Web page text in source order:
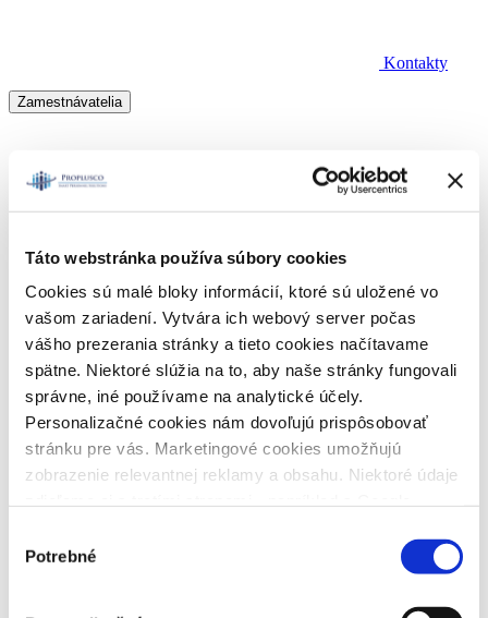
Táto webstránka používa súbory cookies
Cookies sú malé bloky informácií, ktoré sú uložené vo
vašom zariadení. Vytvára ich webový server počas
vášho prezerania stránky a tieto cookies načítavame
spätne. Niektoré slúžia na to, aby naše stránky fungovali
správne, iné používame na analytické účely.
Personalizačné cookies nám dovoľujú prispôsobovať
stránku pre vás. Marketingové cookies umožňujú
zobrazenie relevantnej reklamy a obsahu. Niektoré údaje
tieto cookies a následne vám prinášať lepší zážitok z
súhlasu
Potrebné
Kontakty
Zamestnávatelia